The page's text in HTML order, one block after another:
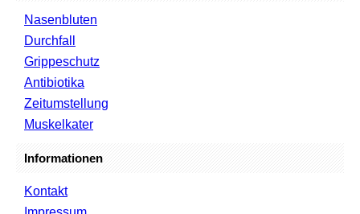
Nasenbluten
Durchfall
Grippeschutz
Antibiotika
Zeitumstellung
Muskelkater
Informationen
Kontakt